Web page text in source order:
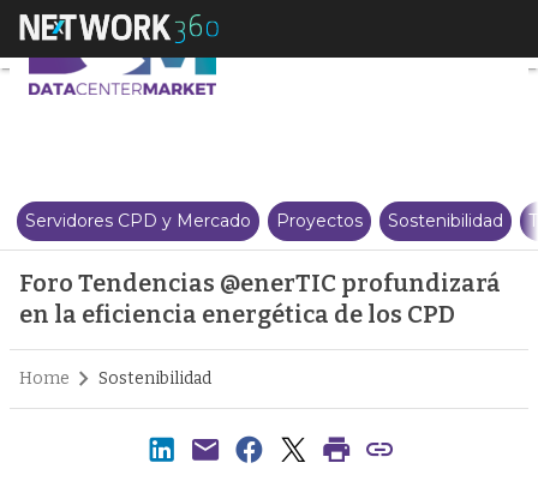
Foro Tendencias @enerTIC
Servidores CPD y Mercado Proyectos Sostenibilidad
Foro Tendencias @enerTIC profundizará
en la eficiencia energética de los CPD
Home Sostenibilidad